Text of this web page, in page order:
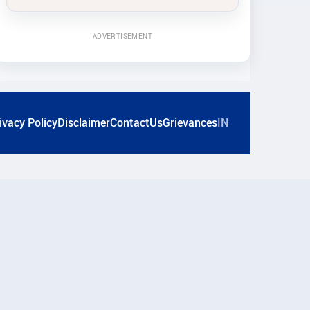
ADVERTISEMENT
PolicyDisclaimerContactUsGrievancesIN